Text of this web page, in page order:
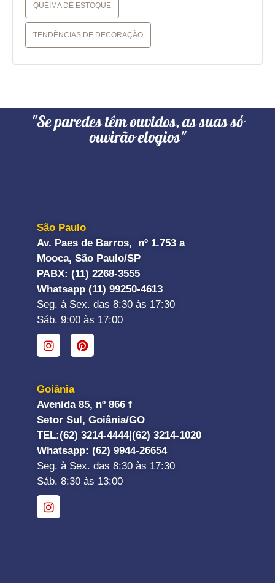
QUEIMA DE ESTOQUE
TENDÊNCIAS DE DECORAÇÃO
"Se paredes têm ouvidos, as suas só
ouvirão elogios"
São Paulo
Av. Paes de Barros, nº 1.753 a
Mooca, São Paulo/SP
PABX: (11) 2268-3555
Whatsapp (11) 99250-4613
Seg. à Sex. das 8:30 às 17:30
Sáb. 9:00 às 17:00
Goiânia
Avenida 85, nº 866 f
Setor Sul, Goiânia/GO
TEL:(62) 3214-4444| (62) 3214-1020
Whatsapp: (62) 9944-26654
Seg. à Sex. das 8:30 às 17:30
Sáb. 8:30 às 13:00